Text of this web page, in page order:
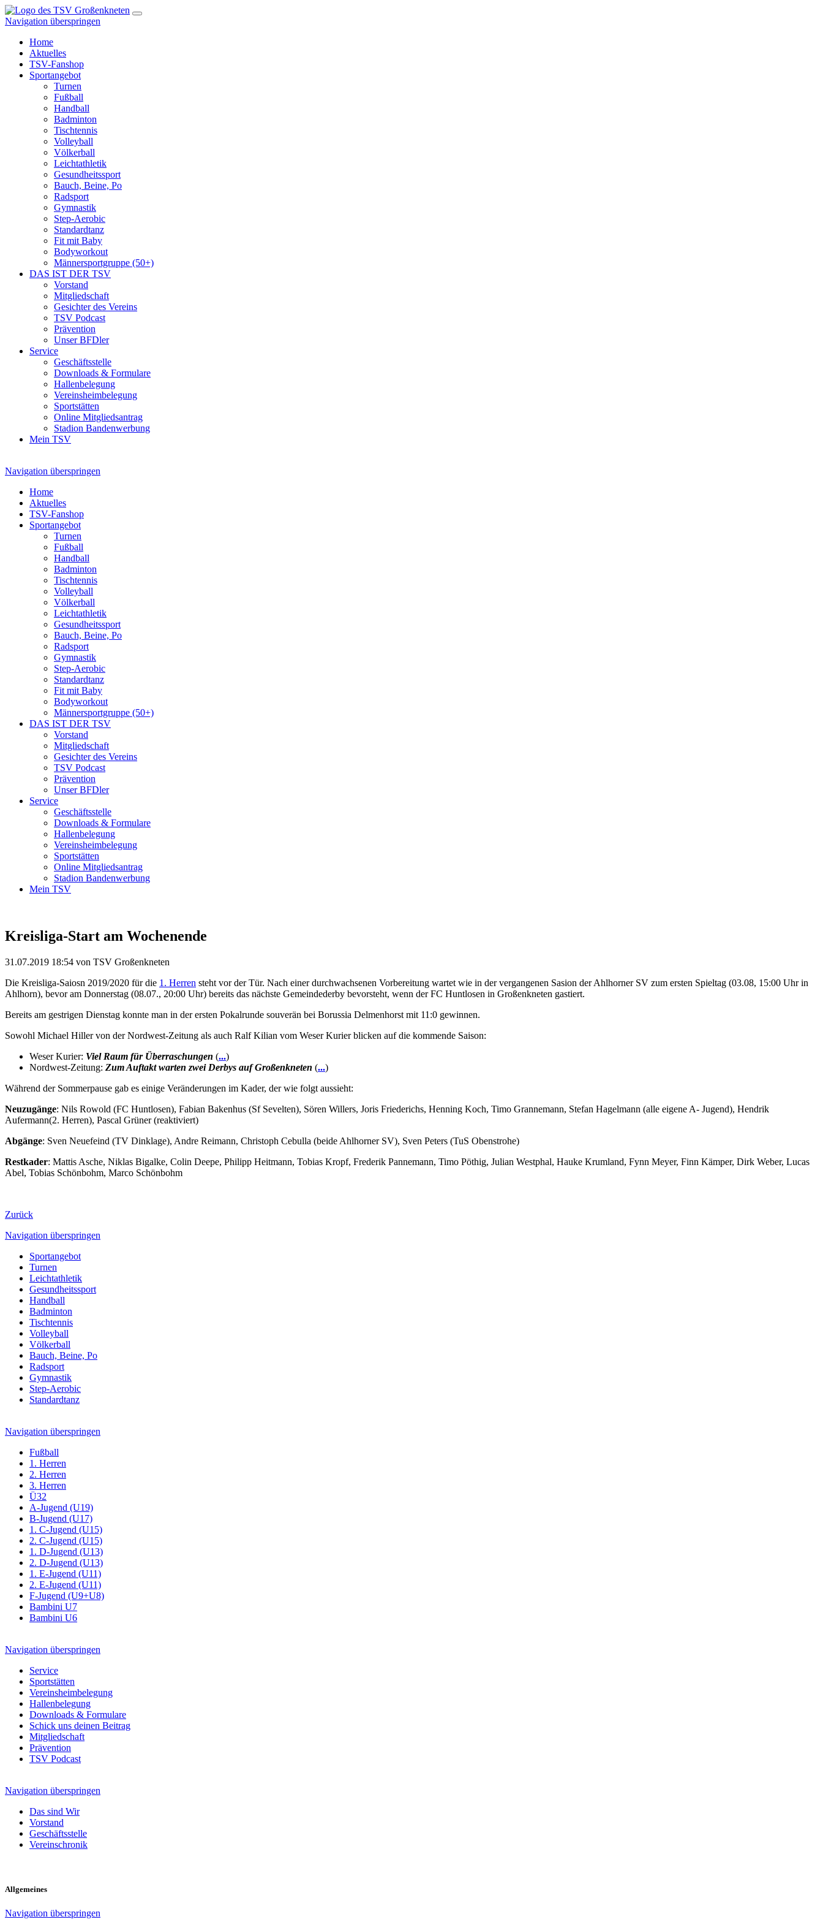
Navigation überspringen
Home
Aktuelles
TSV-Fanshop
Sportangebot
Turnen
Fußball
Handball
Badminton
Tischtennis
Volleyball
Völkerball
Leichtathletik
Gesundheitssport
Bauch, Beine, Po
Radsport
Gymnastik
Step-Aerobic
Standardtanz
Fit mit Baby
Bodyworkout
Männersportgruppe (50+)
DAS IST DER TSV
Vorstand
Mitgliedschaft
Gesichter des Vereins
TSV Podcast
Prävention
Unser BFDler
Service
Geschäftsstelle
Downloads & Formulare
Hallenbelegung
Vereinsheimbelegung
Sportstätten
Online Mitgliedsantrag
Stadion Bandenwerbung
Mein TSV
Navigation überspringen
Home
Aktuelles
TSV-Fanshop
Sportangebot
Turnen
Fußball
Handball
Badminton
Tischtennis
Volleyball
Völkerball
Leichtathletik
Gesundheitssport
Bauch, Beine, Po
Radsport
Gymnastik
Step-Aerobic
Standardtanz
Fit mit Baby
Bodyworkout
Männersportgruppe (50+)
DAS IST DER TSV
Vorstand
Mitgliedschaft
Gesichter des Vereins
TSV Podcast
Prävention
Unser BFDler
Service
Geschäftsstelle
Downloads & Formulare
Hallenbelegung
Vereinsheimbelegung
Sportstätten
Online Mitgliedsantrag
Stadion Bandenwerbung
Mein TSV
Kreisliga-Start am Wochenende
31.07.2019 18:54 von TSV Großenkneten
Die Kreisliga-Saiosn 2019/2020 für die 1. Herren steht vor der Tür. Nach einer durchwachsenen Vorbereitung wartet wie in der vergangenen Sasion der Ahlhorner SV zum ersten Spieltag (03.08, 15:00 Uhr in
Ahlhorn), bevor am Donnerstag (08.07., 20:00 Uhr) bereits das nächste Gemeindederby bevorsteht, wenn der FC Huntlosen in Großenkneten gastiert.
Bereits am gestrigen Dienstag konnte man in der ersten Pokalrunde souverän bei Borussia Delmenhorst mit 11:0 gewinnen.
Sowohl Michael Hiller von der Nordwest-Zeitung als auch Ralf Kilian vom Weser Kurier blicken auf die kommende Saison:
Weser Kurier: Viel Raum für Überraschungen (...)
Nordwest-Zeitung: Zum Auftakt warten zwei Derbys auf Großenkneten (...)
Während der Sommerpause gab es einige Veränderungen im Kader, der wie folgt aussieht:
Neuzugänge: Nils Rowold (FC Huntlosen), Fabian Bakenhus (Sf Sevelten), Sören Willers, Joris Friederichs, Henning Koch, Timo Grannemann, Stefan Hagelmann (alle eigene A- Jugend), Hendrik
Aufermann(2. Herren), Pascal Grüner (reaktiviert)
Abgänge: Sven Neuefeind (TV Dinklage), Andre Reimann, Christoph Cebulla (beide Ahlhorner SV), Sven Peters (TuS Obenstrohe)
Restkader: Mattis Asche, Niklas Bigalke, Colin Deepe, Philipp Heitmann, Tobias Kropf, Frederik Pannemann, Timo Pöthig, Julian Westphal, Hauke Krumland, Fynn Meyer, Finn Kämper, Dirk Weber, Lucas
Abel, Tobias Schönbohm, Marco Schönbohm
Zurück
Navigation überspringen
Sportangebot
Turnen
Leichtathletik
Gesundheitssport
Handball
Badminton
Tischtennis
Volleyball
Völkerball
Bauch, Beine, Po
Radsport
Gymnastik
Step-Aerobic
Standardtanz
Navigation überspringen
Fußball
1. Herren
2. Herren
3. Herren
Ü32
A-Jugend (U19)
B-Jugend (U17)
1. C-Jugend (U15)
2. C-Jugend (U15)
1. D-Jugend (U13)
2. D-Jugend (U13)
1. E-Jugend (U11)
2. E-Jugend (U11)
F-Jugend (U9+U8)
Bambini U7
Bambini U6
Navigation überspringen
Service
Sportstätten
Vereinsheimbelegung
Hallenbelegung
Downloads & Formulare
Schick uns deinen Beitrag
Mitgliedschaft
Prävention
TSV Podcast
Navigation überspringen
Das sind Wir
Vorstand
Geschäftsstelle
Vereinschronik
Allgemeines
Navigation überspringen